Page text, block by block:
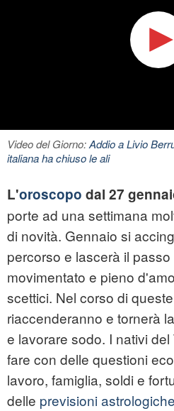
Video del Giorno:Addio a Livio
italiana ha chiuso le ali
L'oroscopo dal 27
porte ad una settimana
di novità. Gennaio si
percorso e lascerà il
movimentato e pieno
scettici. Nel corso di
riaccenderanno e tornerà
e lavorare sodo. I nativi
fare con delle questioni
lavoro, famiglia, soldi e
delle previsioni